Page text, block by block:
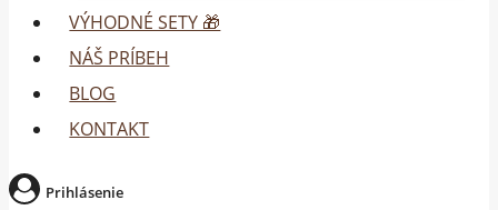
VÝHODNÉ SETY 🎁
NÁŠ PRÍBEH
BLOG
KONTAKT
Prihlásenie